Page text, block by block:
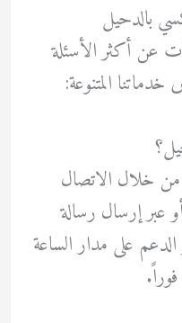
بالدحيل
عن أكثر الأسئلة
المتنوعة:
خلال الاتصال
عبر إرسال رسالة
على مدار الساعة